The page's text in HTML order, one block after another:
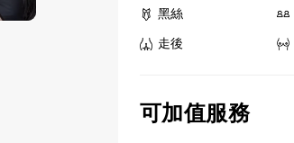
黑絲
走後
可加值服務